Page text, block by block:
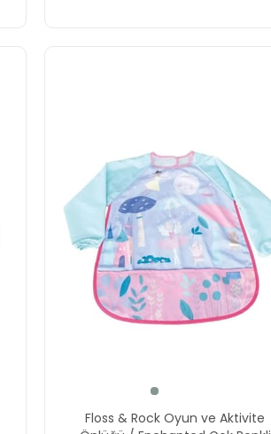
Floss & Rock Oyun ve Aktivite